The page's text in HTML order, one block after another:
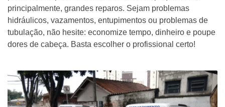
principalmente, grandes reparos. Sejam problemas
hidráulicos, vazamentos, entupimentos ou problemas de
tubulação, não hesite: economize tempo, dinheiro e poupe
dores de cabeça. Basta escolher o profissional certo!